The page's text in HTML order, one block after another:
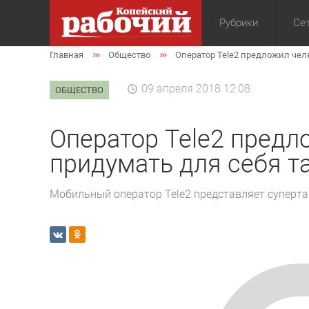
Рубрики
Общество
Главная Общество Оператор Tele2 предложил
ОБЩЕСТВО 09 апреля 2018 12:08
Оператор Tele2
придумать для себя
Мобильный оператор Tele2 представляет